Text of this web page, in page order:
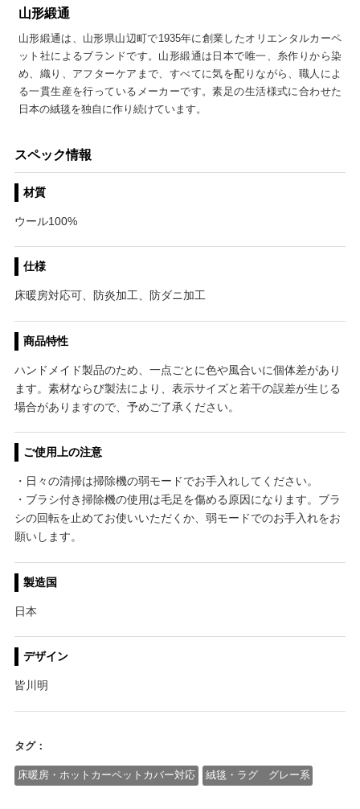
山形緞通
山形緞通は、山形県山辺町で1935年に創業したオリエンタルカーペ
ット社によるブランドです。山形緞通は日本で唯一、糸作りから染
め、織り、アフターケアまで、すべてに気を配りながら、職人によ
る一貫生産を行っているメーカーです。素足の生活様式に合わせた
日本の絨毯を独自に作り続けています。
スペック情報
材質
ウール100%
仕様
床暖房対応可、防炎加工、防ダニ加工
商品特性
ハンドメイド製品のため、一点ごとに色や風合いに個体差があり
ます。素材ならび製法により、表示サイズと若干の誤差が生じる
場合がありますので、予めご了承ください。
ご使用上の注意
・日々の清掃は掃除機の弱モードでお手入れしてください。
・ブラシ付き掃除機の使用は毛足を傷める原因になります。ブラ
シの回転を止めてお使いいただくか、弱モードでのお手入れをお
願いします。
製造国
日本
デザイン
皆川明
タグ：
床暖房・ホットカーペットカバー対応 絨毯・ラグ グレー系